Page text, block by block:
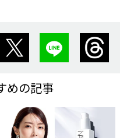
めの記事